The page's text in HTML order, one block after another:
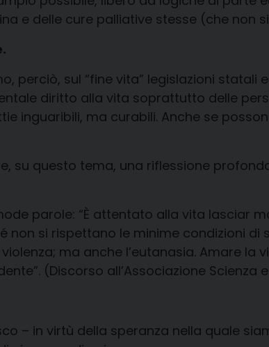
e delle cure palliative stesse (che non
perciò, sul “fine vita” legislazioni statali
diritto alla vita soprattutto delle
inguaribili, ma curabili. Anche se
su questo tema, una riflessione
parole: “È attentato alla vita lasciar
non si rispettano le minime condizioni di
ma anche l’eutanasia. Amare la
. (Discorso all’Associazione Scienza
– in virtù della speranza nella quale